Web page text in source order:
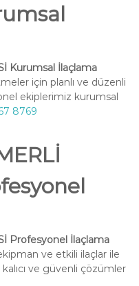
Kurumsal İlaçlama
için planlı ve düzenli
ekiplerimiz kurumsal
8769
Profesyonel İlaçlama
ve etkili ilaçlar ile
kalıcı ve güvenli çözümler